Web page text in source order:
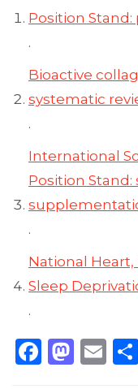
Position
.
Bioactive
systematic
.
International
Position
.
National
Sleep
.